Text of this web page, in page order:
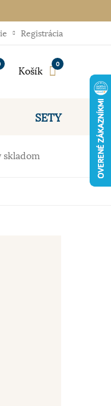
Registrácia
Košík
0
SETY